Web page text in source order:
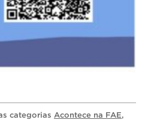
categorias Acontece na FAE,